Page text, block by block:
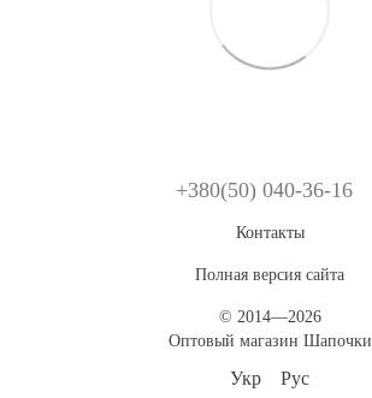
+380(50) 040-36-16
Контакты
Полная версия сайта
© 2014—2026
Оптовый магазин Шапочки
Укр Рус